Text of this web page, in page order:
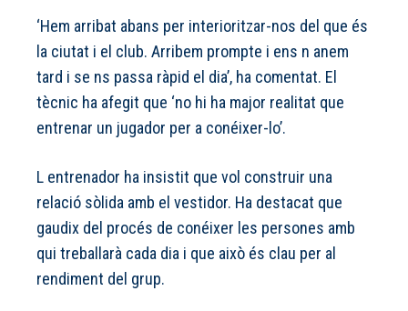
‘Hem arribat abans per interioritzar-nos del que és
la ciutat i el club. Arribem prompte i ens n anem
tard i se ns passa ràpid el dia’, ha comentat. El
tècnic ha afegit que ‘no hi ha major realitat que
entrenar un jugador per a conéixer-lo’.
L entrenador ha insistit que vol construir una
relació sòlida amb el vestidor. Ha destacat que
gaudix del procés de conéixer les persones amb
qui treballarà cada dia i que això és clau per al
rendiment del grup.